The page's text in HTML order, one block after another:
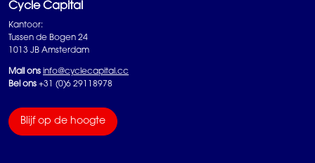
Cycle Capital
Kantoor:
Tussen de Bogen 24
1013 JB Amsterdam
Mail ons info@cyclecapital.cc
Bel ons +31 (0)6 29118978
Blijf op de hoogte